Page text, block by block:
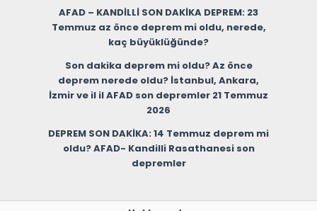
AFAD – KANDİLLİ SON DAKİKA DEPREM: 23
Temmuz az önce deprem mi oldu, nerede,
kaç büyüklüğünde?
Son dakika deprem mi oldu? Az önce
deprem nerede oldu? İstanbul, Ankara,
İzmir ve il il AFAD son depremler 21 Temmuz
2026
DEPREM SON DAKİKA: 14 Temmuz deprem mi
oldu? AFAD- Kandilli Rasathanesi son
depremler